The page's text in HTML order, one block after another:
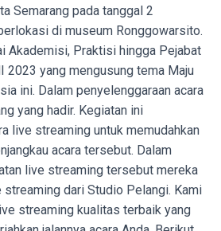
Semarang pada tanggal 2
di museum Ronggowarsito.
Akademisi, Praktisi hingga Pejabat
2023 yang mengusung tema Maju
ini. Dalam penyelenggaraan acara
yang hadir. Kegiatan ini
live streaming untuk memudahkan
acara tersebut. Dalam
live streaming tersebut mereka
streaming dari Studio Pelangi. Kami
streaming kualitas terbaik yang